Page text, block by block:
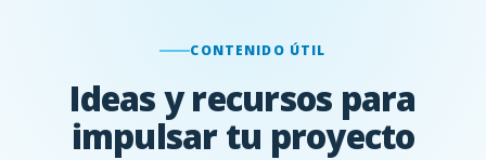
CONTENIDO ÚTIL
Ideas y recursos para
impulsar tu proyecto